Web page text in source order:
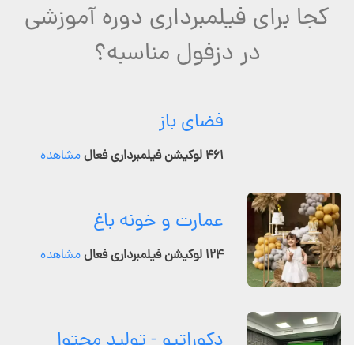
کجا برای فیلمبرداری دوره آموزشی
در دزفول مناسبه؟
فضای باز
۴۶۱ لوکیشن فیلمبرداری فعال مشاهده
عمارت و خونه باغ
۱۲۴ لوکیشن فیلمبرداری فعال مشاهده